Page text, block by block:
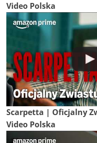
Video Polska
Scarpetta | Oficjalny
Video Polska